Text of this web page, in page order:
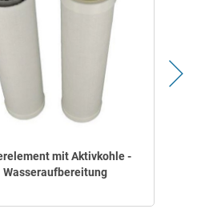
mit Aktivkohle -
Wasseraufbereitung